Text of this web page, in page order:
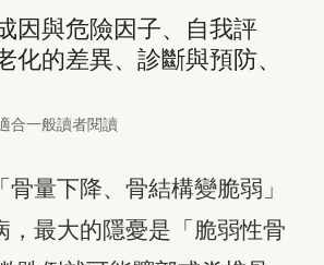
因與危險因子、自我評
化的差異、診斷與預防、
合一般讀者閱讀
量下降、骨結構變脆弱」
，最大的隱憂是「脆弱性骨